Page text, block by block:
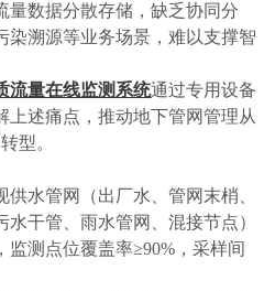
量数据分散存储，缺乏协同分
染溯源等业务场景，难以支撑智
流量在线监测系统通过专用设备
上述痛点，推动地下管网管理从
型。
水管网（出厂水、管网末梢、
干管、雨水管网、混接节点）
监测点位覆盖率≥90%，采样间